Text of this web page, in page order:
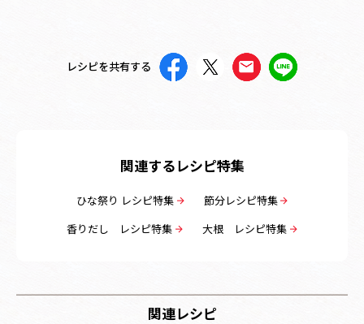
レシピを共有する
関連するレシピ特集
ひな祭り レシピ特集
節分レシピ特集
香りだし レシピ特集
大根 レシピ特集
関連レシピ